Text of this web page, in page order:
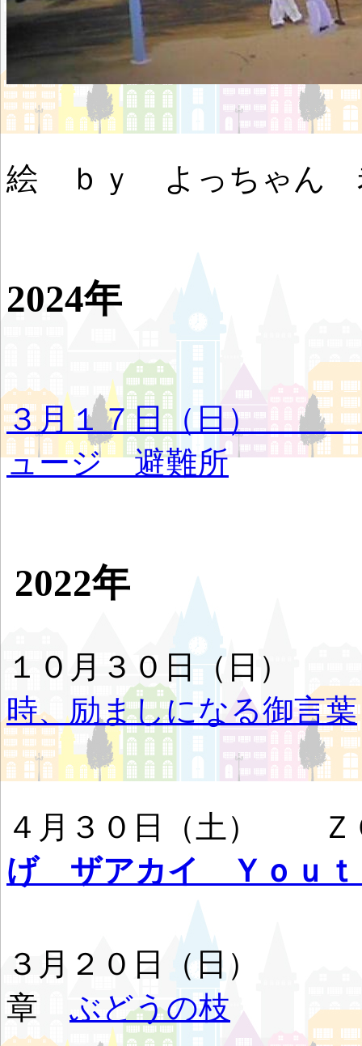
絵 ｂｙ よっちゃん
2024年
３月１７日（日
ュージ 避難所
2022年
１０月３０日（日
時、励ましになる御言葉
４月３０日（土）
げ ザアカイ Ｙｏｕｔ
３月２０日（
章 ぶどうの枝